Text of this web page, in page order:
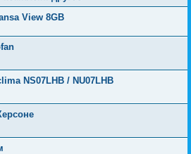
View 8GB
NS07LHB / NU07LHB